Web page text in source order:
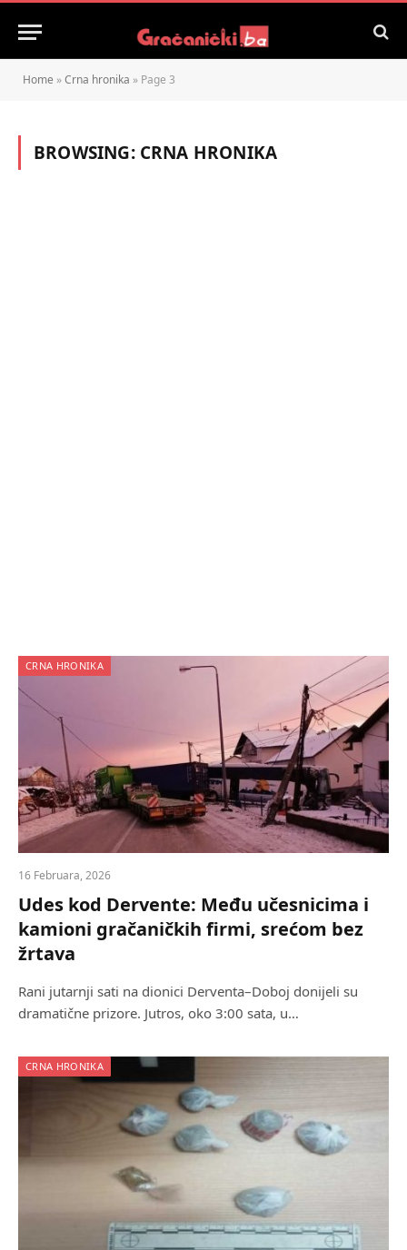
Home »Crna hronika » Page 3
BROWSING: CRNA HRONIKA
CRNA HRONIKA
16 Februara, 2026
Udes kod Dervente: Među učesnicima i
kamioni gračaničkih firmi, srećom bez
žrtava
Rani jutarnji sati na dionici Derventa–Doboj donijeli su
dramatične prizore. Jutros, oko 3:00 sata, u…
CRNA HRONIKA